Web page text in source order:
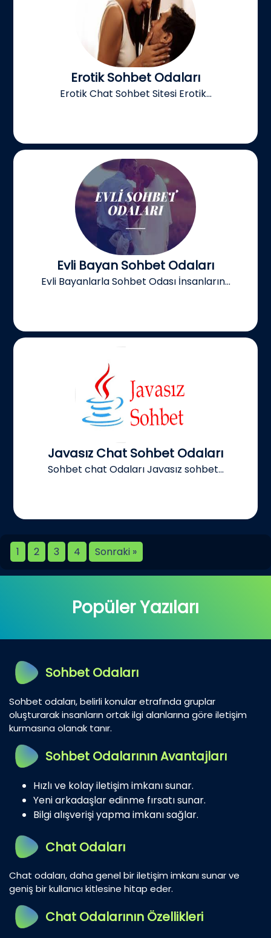
Erotik Sohbet Odaları
Erotik Chat Sohbet Sitesi Erotik...
Evli Bayan Sohbet Odaları
Evli Bayanlarla Sohbet Odası İnsanların...
Javasız Chat Sohbet Odaları
Sohbet chat Odaları Javasız sohbet...
1 2 3 4 Sonraki »
Popüler Yazıları
Sohbet Odaları
Sohbet odaları, belirli konular etrafında gruplar
oluşturarak insanların ortak ilgi alanlarına göre iletişim
kurmasına olanak tanır.
Sohbet Odalarının Avantajları
Hızlı ve kolay iletişim imkanı sunar.
Yeni arkadaşlar edinme fırsatı sunar.
Bilgi alışverişi yapma imkanı sağlar.
Chat Odaları
Chat odaları, daha genel bir iletişim imkanı sunar ve
geniş bir kullanıcı kitlesine hitap eder.
Chat Odalarının Özellikleri